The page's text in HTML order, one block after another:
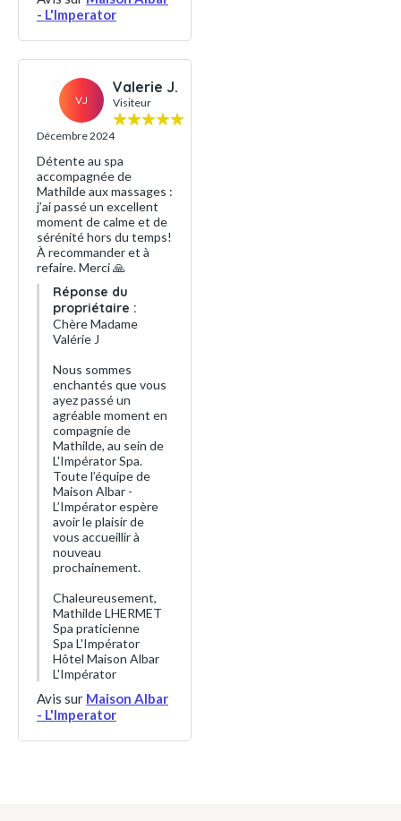
- L'Imperator
VJ
Valerie J.
Visiteur
Décembre 2024
Détente au spa
accompagnée de
Mathilde aux massages :
j’ai passé un excellent
moment de calme et de
sérénité hors du temps!
À recommander et à
refaire. Merci 🙏
Réponse du
propriétaire :
Chère Madame
Valérie J
Nous sommes
enchantés que vous
ayez passé un
agréable moment en
compagnie de
Mathilde, au sein de
L'Impérator Spa.
Toute l’équipe de
Maison Albar -
L’Impérator espère
avoir le plaisir de
vous accueillir à
nouveau
prochainement.
Chaleureusement,
Mathilde LHERMET
Spa praticienne
Spa L'Impérator
Hôtel Maison Albar
L'Impérator
Avis sur Maison Albar
- L'Imperator